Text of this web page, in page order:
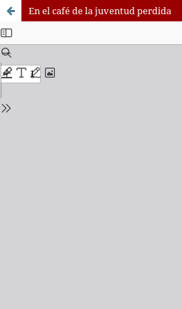
En el café de la juventud perdida